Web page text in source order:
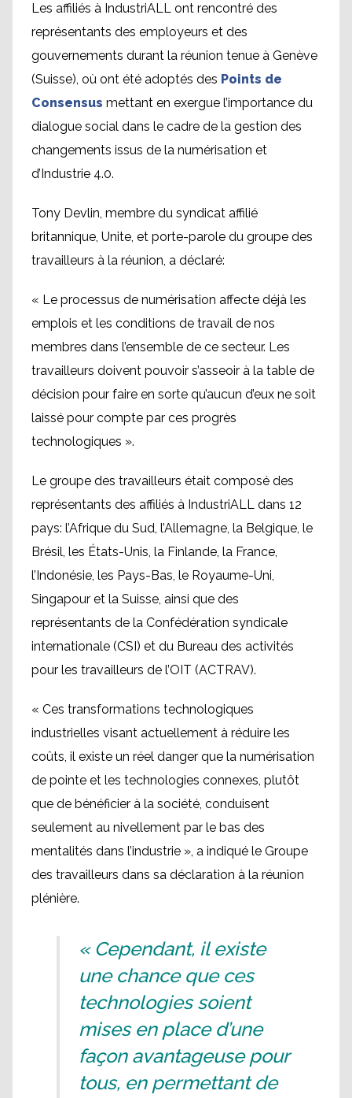
Les affiliés à IndustriALL ont rencontré des
représentants des employeurs et des
gouvernements durant la réunion tenue à Genève
(Suisse), où ont été adoptés des Points de
Consensus mettant en exergue l’importance du
dialogue social dans le cadre de la gestion des
changements issus de la numérisation et
d’Industrie 4.0.
Tony Devlin, membre du syndicat affilié
britannique, Unite, et porte-parole du groupe des
travailleurs à la réunion, a déclaré:
« Le processus de numérisation affecte déjà les
emplois et les conditions de travail de nos
membres dans l’ensemble de ce secteur. Les
travailleurs doivent pouvoir s’asseoir à la table de
décision pour faire en sorte qu’aucun d’eux ne soit
laissé pour compte par ces progrès
technologiques ».
Le groupe des travailleurs était composé des
représentants des affiliés à IndustriALL dans 12
pays: l’Afrique du Sud, l’Allemagne, la Belgique, le
Brésil, les États-Unis, la Finlande, la France,
l’Indonésie, les Pays-Bas, le Royaume-Uni,
Singapour et la Suisse, ainsi que des
représentants de la Confédération syndicale
internationale (CSI) et du Bureau des activités
pour les travailleurs de l’OIT (ACTRAV).
« Ces transformations technologiques
industrielles visant actuellement à réduire les
coûts, il existe un réel danger que la numérisation
de pointe et les technologies connexes, plutôt
que de bénéficier à la société, conduisent
seulement au nivellement par le bas des
mentalités dans l’industrie », a indiqué le Groupe
des travailleurs dans sa déclaration à la réunion
plénière.
« Cependant, il existe
une chance que ces
technologies soient
mises en place d’une
façon avantageuse pour
tous, en permettant de